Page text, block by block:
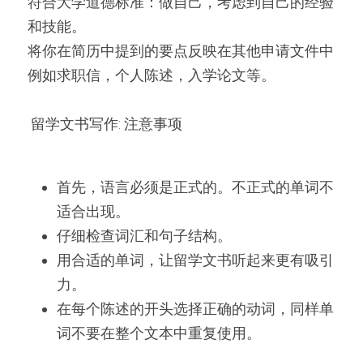
和技能。
将你在简历中提到的要点反映在其他申请文件中
例如求职信，个人陈述，入学论文等。
留学文书写作: 注意事项
首先，语言必须是正式的。不正式的单词不
适合出现。
仔细检查词汇和句子结构。
用合适的单词，让留学文书听起来更有吸引
力。
在每个陈述的开头选择正确的动词，同样单
词不要在整个文本中重复使用。